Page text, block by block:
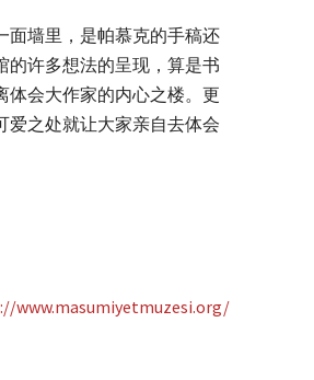
面墙里，是帕慕克的手稿还
的许多想法的呈现，算是书
体会大作家的内心之楼。更
爱之处就让大家亲自去体会
www.masumiyetmuzesi.org/